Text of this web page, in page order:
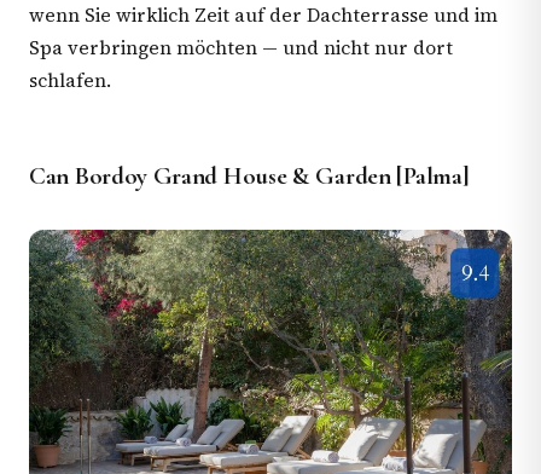
wenn Sie wirklich Zeit auf der Dachterrasse und im
Spa verbringen möchten — und nicht nur dort
schlafen.
Can Bordoy Grand House & Garden [Palma]